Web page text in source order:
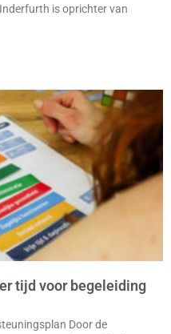
is oprichter van
tijd voor begeleiding
Door de